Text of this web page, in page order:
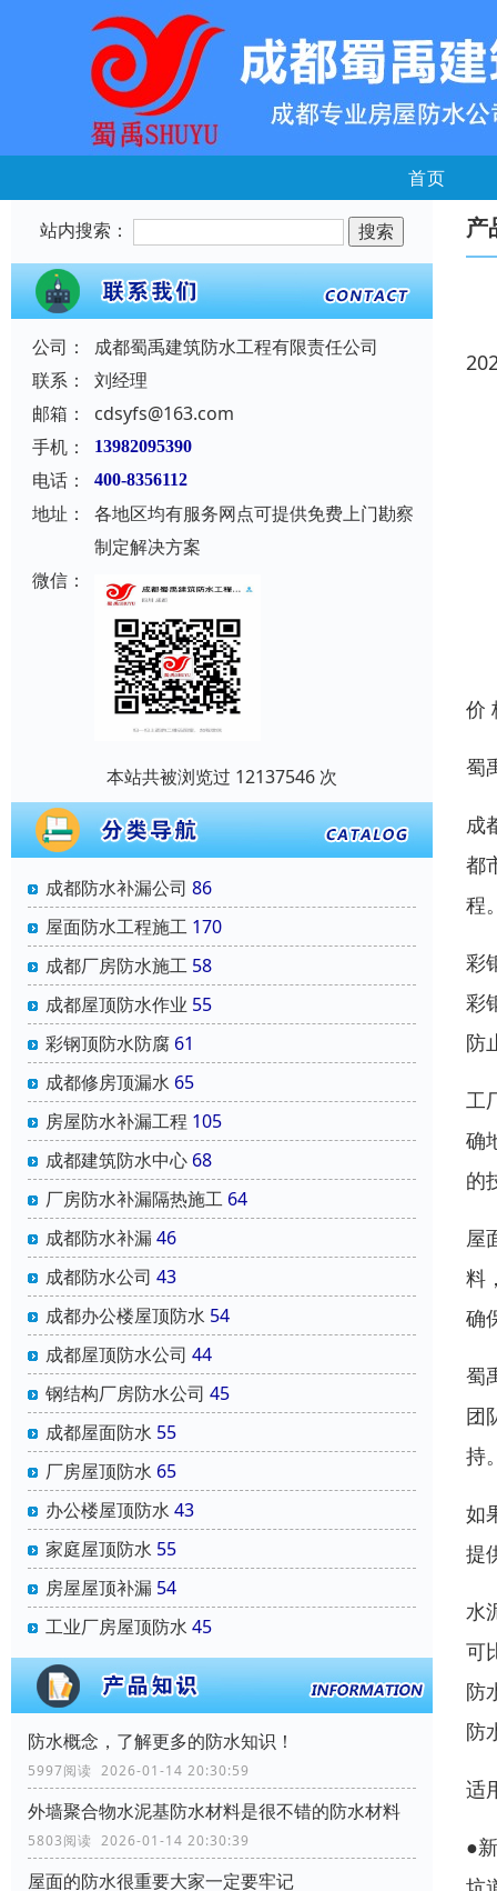
首页
站内搜索：
公司：
成都蜀禹建筑防水工程有限责任公司
联系：
刘经理
邮箱：
cdsyfs@163.com
手机：
13982095390
电话： 400-8356112
地址：
各地区均有服务网点可提供免费上门勘察
制定解决方案
微信：
本站共被浏览过 12137546 次
成都防水补漏公司 86
屋面防水工程施工 170
成都厂房防水施工 58
成都屋顶防水作业 55
彩钢顶防水防腐 61
成都修房顶漏水 65
房屋防水补漏工程 105
成都建筑防水中心 68
厂房防水补漏隔热施工 64
成都防水补漏46
成都防水公司 43
成都办公楼屋顶防水 54
成都屋顶防水公司 44
钢结构厂房防水公司 45
成都屋面防水 55
厂房屋顶防水 65
办公楼屋顶防水 43
家庭屋顶防水 55
房屋屋顶补漏 54
工业厂房屋顶防水 45
防水概念，了解更多的防水知识！
5997阅读 2026-01-14 20:30:59
外墙聚合物水泥基防水材料是很不错的防水材料
5803阅读 2026-01-14 20:30:39
屋面的防水很重要大家一定要牢记
产
价
蜀
成
都
程
彩
彩
防
工
确
的
屋
料
确
蜀
团
持
如
提
水
可
防
防
适
●